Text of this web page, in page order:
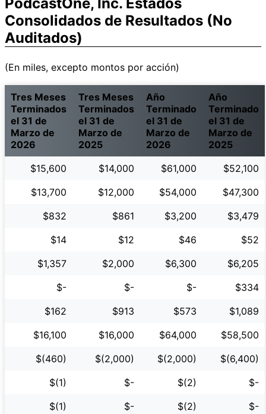
Consolidados de Resultados (No
Auditados)
(En miles, excepto montos por acción)
Tres Meses
Terminados
el 31 de
Marzo de
2026
Tres Meses
Terminados
el 31 de
Marzo de
2025
Año
Terminado
el 31 de
Marzo de
2026
Año
Terminado
el 31 de
Marzo de
2025
$15,600
$14,000 $61,000
$52,100
$13,700
$12,000 $54,000
$47,300
$832
$861 $3,200
$3,479
$14
$12 $46
$52
$1,357
$2,000 $6,300
$6,205
$-
$- $-
$334
$162
$913 $573
$1,089
$16,100
$16,000 $64,000
$58,500
$(460)
$(2,000) $(2,000)
$(6,400)
$(1)
$- $(2)
$-
$(1)
$- $(2) $-